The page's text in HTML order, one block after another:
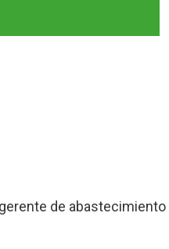
de abastecimiento